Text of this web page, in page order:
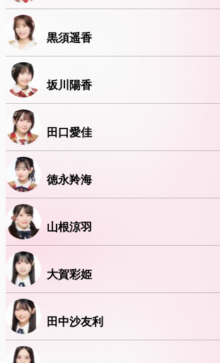
黒須遥香
坂川陽香
田口愛佳
徳永羚海
山根涼羽
大賀彩姫
田中沙友利